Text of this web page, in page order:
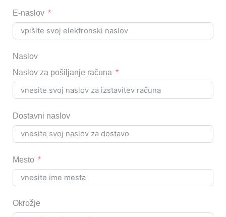
E-naslov
Naslov
Naslov za pošiljanje računa
Dostavni naslov
Mesto
Okrožje